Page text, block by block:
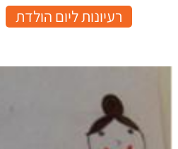
רעיונות ליום הולדת